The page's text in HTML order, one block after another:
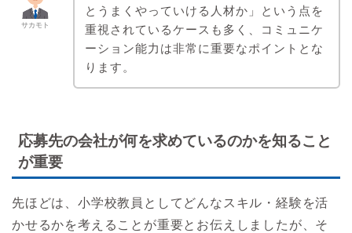
サカモト
とうまくやっていける人材か」という点を
重視されているケースも多く、コミュニケ
ーション能力は非常に重要なポイントとな
ります。
応募先の会社が何を求めているのかを知ること
が重要
先ほどは、小学校教員としてどんなスキル・経験を活
かせるかを考えることが重要とお伝えしましたが、そ